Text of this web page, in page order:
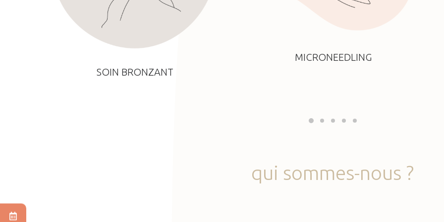
SOIN BRONZANT
MICRONEEDLING
qui sommes-nous ?